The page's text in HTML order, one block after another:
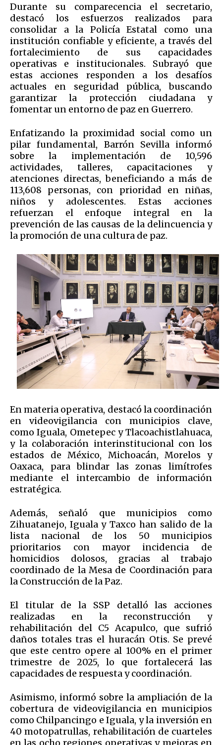
Durante su comparecencia el secretario,
destacó los esfuerzos realizados para
consolidar a la Policía Estatal como una
institución confiable y eficiente, a través del
fortalecimiento de sus capacidades
operativas e institucionales. Subrayó que
estas acciones responden a los desafíos
actuales en seguridad pública, buscando
garantizar la protección ciudadana y
fomentar un entorno de paz en Guerrero.
Enfatizando la proximidad social como un
pilar fundamental, Barrón Sevilla informó
sobre la implementación de 10,596
actividades, talleres, capacitaciones y
atenciones directas, beneficiando a más de
113,608 personas, con prioridad en niñas,
niños y adolescentes. Estas acciones
refuerzan el enfoque integral en la
prevención de las causas de la delincuencia y
la promoción de una cultura de paz.
En materia operativa, destacó la coordinación
en videovigilancia con municipios clave,
como Iguala, Ometepec y Tlacoachistlahuaca,
y la colaboración interinstitucional con los
estados de México, Michoacán, Morelos y
Oaxaca, para blindar las zonas limítrofes
mediante el intercambio de información
estratégica.
Además, señaló que municipios como
Zihuatanejo, Iguala y Taxco han salido de la
lista nacional de los 50 municipios
prioritarios con mayor incidencia de
homicidios dolosos, gracias al trabajo
coordinado de la Mesa de Coordinación para
la Construcción de la Paz.
El titular de la SSP detalló las acciones
realizadas en la reconstrucción y
rehabilitación del C5 Acapulco, que sufrió
daños totales tras el huracán Otis. Se prevé
que este centro opere al 100% en el primer
trimestre de 2025, lo que fortalecerá las
capacidades de respuesta y coordinación.
Asimismo, informó sobre la ampliación de la
cobertura de videovigilancia en municipios
como Chilpancingo e Iguala, y la inversión en
40 motopatrullas, rehabilitación de cuarteles
en las ocho regiones operativas y mejoras en